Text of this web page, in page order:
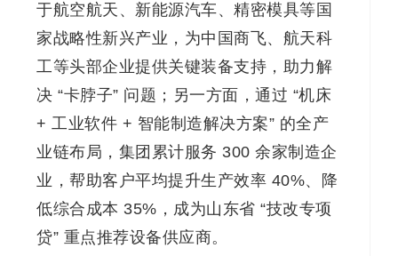
于航空航天、新能源汽车、精密模具等国
家战略性新兴产业，为中国商飞、航天科
工等头部企业提供关键装备支持，助力解
决 “卡脖子” 问题；另一方面，通过 “机床
+ 工业软件 + 智能制造解决方案” 的全产
业链布局，集团累计服务 300 余家制造企
业，帮助客户平均提升生产效率 40%、降
低综合成本 35%，成为山东省 “技改专项
贷” 重点推荐设备供应商。